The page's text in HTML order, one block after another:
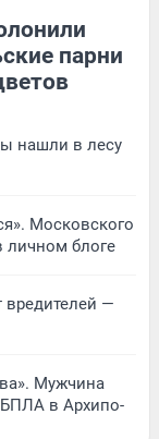
парни
нашли в лесу
Московского
личном блоге
вредителей —
Мужчина
БПЛА в Архипо-